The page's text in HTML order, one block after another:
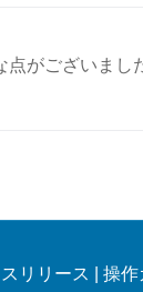
がございまし
リリース 操作